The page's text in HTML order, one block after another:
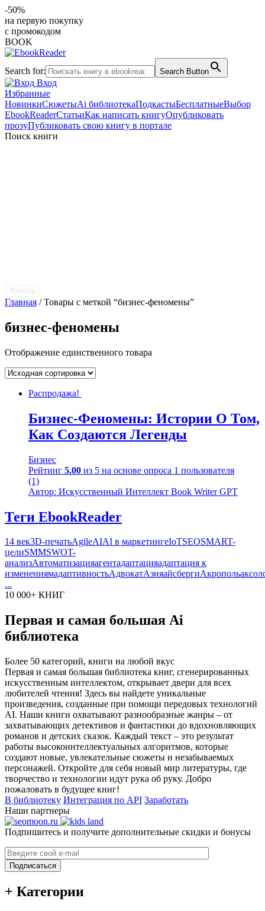
-50%
на первую покупку
с промокодом
BOOK
Search for: Search Button
Вход
Избранные
НовинкиСюжетыAi библиотекаПодкастыБесплатныеВыбор
EbookReaderСтатьиКак написать книгуОпубликовать
прозуПубликовать свою книгу в портале
Поиск книги
Главная / Товары с меткой “бизнес-феномены”
бизнес-феномены
Отображение единственного товара
Распродажа!
Бизнес-Феномены: Истории О Том,
Как Создаются Легенды
Бизнес
Рейтинг 5.00 из 5 на основе опроса 1 пользователя
(1)
Автор: Искусственный Интеллект Book Writer GPT
Теги EbookReader
14 век3D-печатьAgileAIAI в маркетингеIoTSEOSMART-
целиSMMSWOT-
анализАвтоматизацияагентадаптацияадаптация к
изменениямадаптивностьАдвокатАзияайсбергиАкрополь
...
10 000+ КНИГ
Первая и самая большая Ai
библиотека
Более 50 категорий, книги на любой вкус
Первая и самая большая библиотека книг, сгенерированных
искусственным интеллектом, открывает двери для всех
любителей чтения! Здесь вы найдете уникальные
произведения, созданные при помощи передовых технологий
AI. Наши книги охватывают разнообразные жанры – от
захватывающих детективов и фантастики до вдохновляющих
романов и детских сказок. Каждый текст – это результат
работы высокоинтеллектуальных алгоритмов, которые
создают новые, увлекательные сюжеты и незабываемых
персонажей. Откройте для себя новый мир литературы, где
творчество и технологии идут рука об руку. Добро
пожаловать в будущее книг!
В библиотеку Интеграция по API Заработать
Наши партнеры
Подпишитесь и получите дополнительные скидки и бонусы
Подписаться
+ Категории